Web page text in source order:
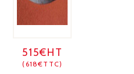
515€HT
(618€TTC)